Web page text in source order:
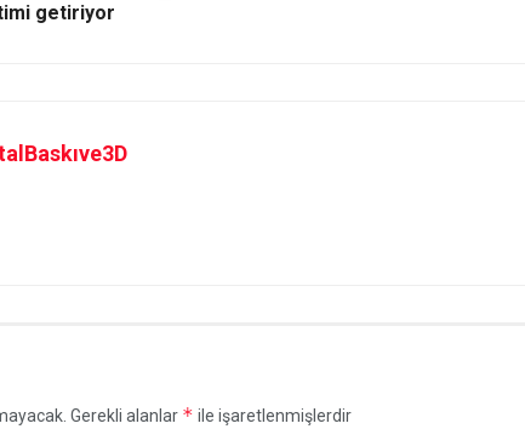
getiriyor
Gerekli alanlar * ile işaretlenmişlerdir